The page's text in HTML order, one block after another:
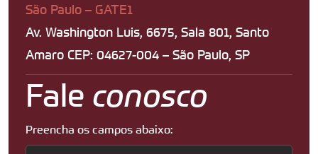
São Paulo – GATE1
Av. Washington Luis, 6675, Sala 801, Santo
Amaro CEP: 04627-004 – São Paulo, SP
Fale conosco
Preencha os campos abaixo: